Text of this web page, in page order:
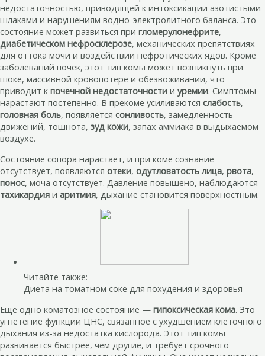
недостаточностью, приводящей к интоксикации азотистыми
шлаками и нарушениям водно-электролитного баланса. Это
состояние может развиться при гломерулонефрите,
диабетическом нефросклерозе, механических препятствиях
для оттока мочи и воздействии нефротических ядов. Кроме
заболеваний почек, этот тип комы может возникнуть при
шоке, массивной кровопотере и обезвоживании, что
приводит к почечной недостаточности и уремии. Симптомы
нарастают постепенно. В прекоме усиливаются слабость,
головная боль, появляется сонливость, замедленность
движений, тошнота, зуд кожи, запах аммиака в выдыхаемом
воздухе.
Состояние сопора нарастает, и при коме сознание
отсутствует, появляются отеки, одутловатость лица, рвота,
понос, моча отсутствует. Давление повышено, наблюдаются
тахикардия и аритмия, дыхание становится поверхностным.
Читайте также:
Диета на томатном соке для похудения и здоровья
Еще одно коматозное состояние — гипоксическая кома. Это
угнетение функции ЦНС, связанное с ухудшением клеточного
дыхания из-за недостатка кислорода. Этот тип комы
развивается быстрее, чем другие, и требует срочного